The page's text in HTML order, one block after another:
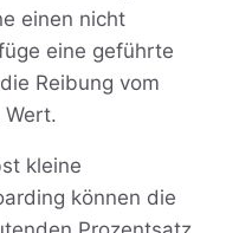
einen nicht
eine geführte
Reibung vom
kleine
können die